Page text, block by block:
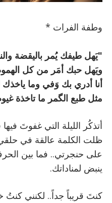
وطفة الفرات *
"يَهل طيفك يُمر باليقضة
ويَهل حبك أمَر من كل
أنا أدري بك وَفي وما ياخذك
مثل طبع الگمر ما تاخذة
أتذكُر الليلة التي غفوتَ
ظلت الكلمة عالقة في
على حنجرتي.. فما بين
ينبض لمناداتك.
كنتَ قريباً جداً.. لكنني كنتُ